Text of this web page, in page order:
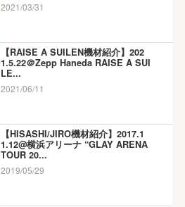
2021/03/31
【RAISE A SUILEN機材紹介】202
1.5.22＠Zepp Haneda RAISE A SUI
LE...
2021/06/11
【HISASHI/JIRO機材紹介】2017.1
1.12@横浜アリーナ “GLAY ARENA
TOUR 20...
2019/05/29